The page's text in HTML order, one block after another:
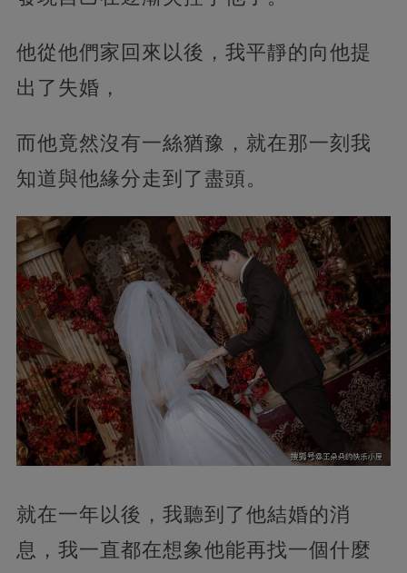
他從他們家回來以後，我平靜的向他提
出了失婚，
而他竟然沒有一絲猶豫，就在那一刻我
知道與他緣分走到了盡頭。
就在一年以後，我聽到了他結婚的消
息，我一直都在想象他能再找一個什麼